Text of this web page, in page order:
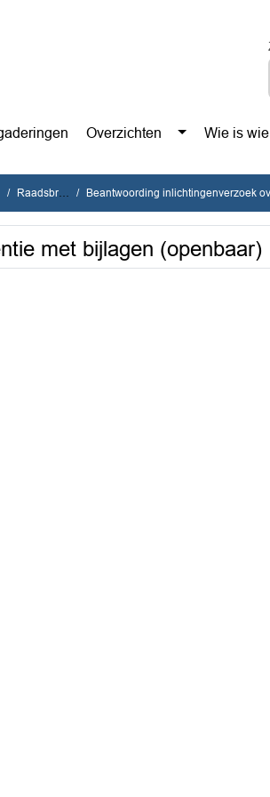
Overzichten Wie is wie
Raadsbrieven Beantwoording inlichtingenverzoek over opvang van
met bijlagen (openbaar)